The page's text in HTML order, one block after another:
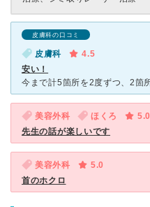
皮膚科の口コミ
皮膚科
4.5
安い！
美容外科 ほくろ
5.0
先生の話が楽しいです
美容外科
5.0
首のホクロ